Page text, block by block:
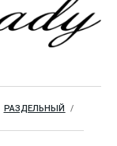
РАЗДЕЛЬНЫЙ
  /